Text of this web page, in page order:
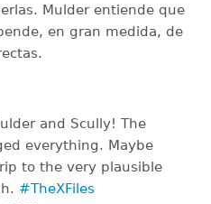
Mulder entiende que
en gran medida, de
and Scully! The
everything. Maybe
to the very plausible
#TheXFiles